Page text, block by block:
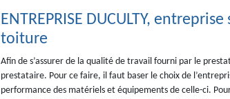
ENTREPRISE DUCULTY,
toiture
Afin de s’assurer de la qualité de travail fourni par le
prestataire. Pour ce faire, il faut baser le choix de
performance des matériels et équipements de celle-ci.